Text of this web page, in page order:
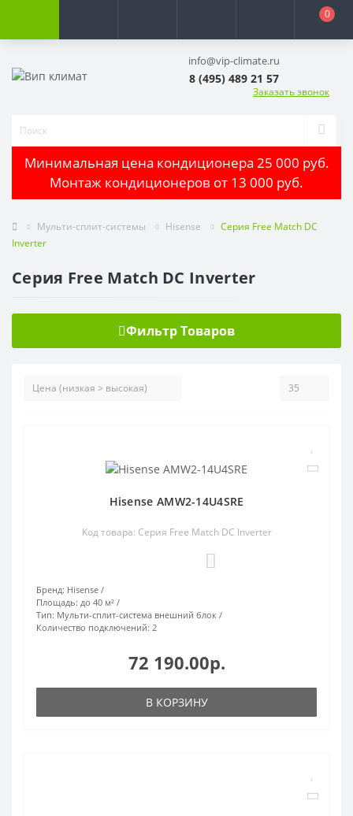
0
info@vip-climate.ru
8 (495) 489 21 57
Заказать звонок
Минимальная цена кондиционера 25 000 руб.
Монтаж кондиционеров от 13 000 руб.
Мульти-сплит-системы Hisense
Серия Free Match DC
Inverter
Серия Free Match DC Inverter
Фильтр Товаров
Hisense AMW2-14U4SRE
Код товара: Серия Free Match DC Inverter
Бренд: Hisense
Площадь: до 40 м²
Тип: Мульти-сплит-система внешний блок
Количество подключений: 2
72 190.00р.
В КОРЗИНУ